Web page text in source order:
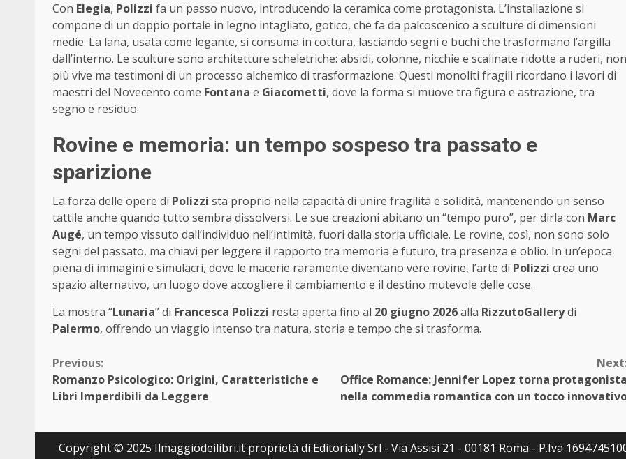
Con Elegia, Polizzi fa un passo nuovo, introducendo la ceramica come protagonista. L’installazione si
compone di un doppio portale in legno intagliato, gotico, che fa da palcoscenico a sculture di dimensioni
medie. La lana, usata come legante, si consuma in cottura, lasciando segni e buchi che trasformano l’argilla
dall’interno. Le sculture sono architetture scheletriche: absidi, colonne, nicchie e scalinate ridotte a ruderi, non
più vive ma testimoni di un processo alchemico di trasformazione. Questi monoliti fragili ricordano i lavori di
maestri del Novecento come Fontana e Giacometti, dove la forma si muove tra figura e astrazione, tra
segno e residuo.
Rovine e memoria: un tempo sospeso tra passato e
sparizione
La forza delle opere di Polizzi sta proprio nella capacità di unire fragilità e solidità, mantenendo un senso
tattile anche quando tutto sembra dissolversi. Le sue creazioni abitano un “tempo puro”, per dirla con Marc
Augé, un tempo vissuto dall’individuo nell’intimità, fuori dalla storia ufficiale. Le rovine, così, non sono solo
segni del passato, ma chiavi per leggere il rapporto tra memoria e futuro, tra presenza e oblio. In un’epoca
piena di immagini e simulacri, dove le macerie raramente diventano vere rovine, l’arte di Polizzi crea uno
spazio alternativo, un luogo dove accogliere il cambiamento e il destino mutevole delle cose.
La mostra “Lunaria” di Francesca Polizzi resta aperta fino al 20 giugno 2026alla RizzutoGallerydi
Palermo, offrendo un viaggio intenso tra natura, storia e tempo che si trasforma.
Continue
Reading
Previous:
Romanzo Psicologico: Origini, Caratteristiche e
Libri Imperdibili da Leggere
Office Romance: Jennifer Lopez torna
nella commedia romantica con un tocco
Copyright © 2025 Ilmaggiodeilibri.it proprietà di Editorially Srl - Via Assisi 21 - 00181 Roma - P.Iva